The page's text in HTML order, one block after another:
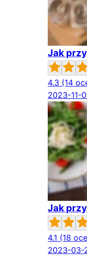
Jak
4.3 (14
2023-11-
Jak
4.1 (18
2023-03-